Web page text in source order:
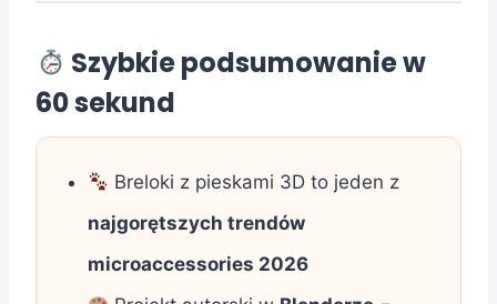
Szybkie podsumowanie w
60 sekund
Breloki z pieskami 3D to jeden z
najgorętszych trendów
microaccessories 2026